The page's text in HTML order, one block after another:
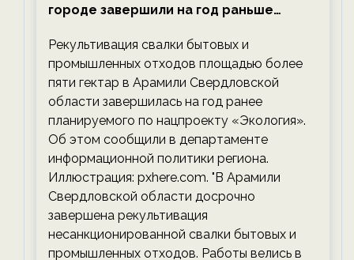
городе завершили на год раньше
экологии на ECOportal
Рекультивация свалки бытовых и
промышленных отходов площадью более
пяти гектар в Арамили Свердловской
области завершилась на год ранее
планируемого по нацпроекту «Экология».
Об этом сообщили в департаменте
информационной политики региона.
Иллюстрация: pxhere.com. "В Арамили
Свердловской области досрочно
завершена рекультивация
несанкционированной свалки бытовых и
промышленных отходов. Работы велись в